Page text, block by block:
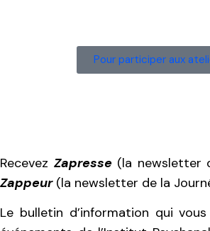
Pour participer aux
Recevez Zapresse(la newsletter
Zappeur(la newsletter de la
Le bulletin d’information qui